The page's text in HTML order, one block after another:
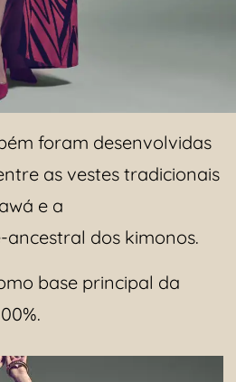
foram desenvolvidas
as vestes tradicionais
e a
dos kimonos.
base principal da